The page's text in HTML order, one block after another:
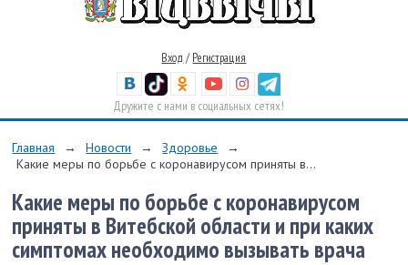
Вход / Регистрация
Дружите с нами в социальных сетях!
Главная → Новости → Здоровье
→
Какие меры по борьбе с коронавирусом приняты в...
Какие меры по борьбе с коронавирусом
приняты в Витебской области и при каких
симптомах необходимо вызывать врача